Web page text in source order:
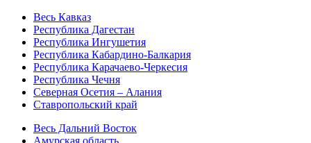
Весь Кавказ
Республика Дагестан
Республика Ингушетия
Республика Кабардино-Балкария
Республика Карачаево-Черкесия
Республика Чечня
Северная Осетия – Алания
Ставропольский край
Весь Дальний Восток
Амурская область